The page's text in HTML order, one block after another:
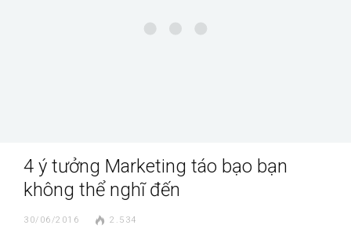
4 ý tưởng Marketing táo bạo bạn
không thể nghĩ đến
30/06/2016 2.534